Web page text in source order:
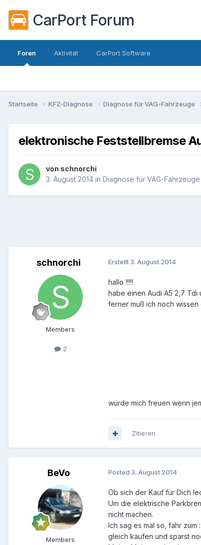
CarPort Forum
Foren Aktivität CarPort Software
Startseite KFZ-Diagnose Diagnose für VAG-Fahrzeuge
elektronische Feststellbremse
von schnorchi
3. August 2014 in Diagnose für VAG-Fahrzeuge
schnorchi
Members
2
Erstellt 3. August 2014
hallo !!!!!
habe einen Audi A5 2,7 Tdi
ferner muß ich noch
würde mich freuen wenn
Zitieren
BeVo
Members
Posted 3. August 2014
Ob sich der Kauf für Dich
Um die elektrische
nicht machen.
Ich sag es mal so, fahr
gleich kaufen und sparst